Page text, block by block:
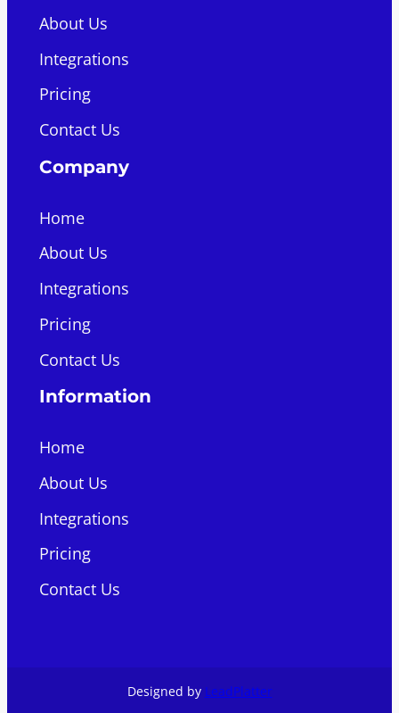
About Us
Integrations
Pricing
Contact Us
Company
Home
About Us
Integrations
Pricing
Contact Us
Information
Home
About Us
Integrations
Pricing
Contact Us
Designed by LeadPlatter